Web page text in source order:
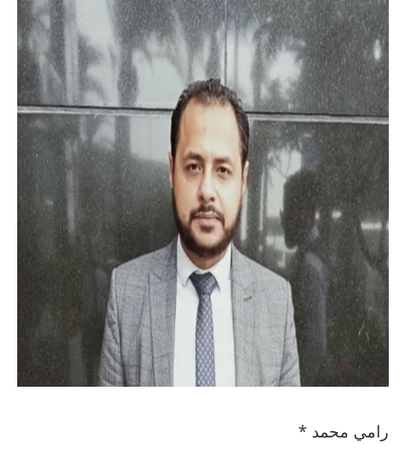
رامي محمد *